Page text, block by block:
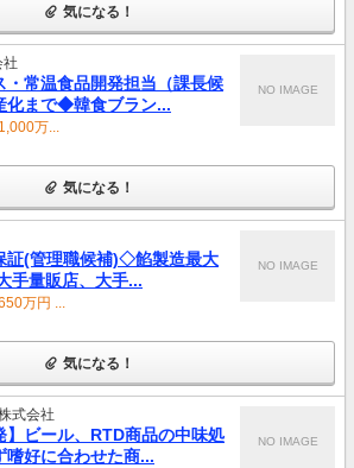
気になる！
社
・常温食品開発担当（課長候
化まで◆韓食ブラン...
万...
NO IMAGE
気になる！
証(管理職候補)◇餡製造最大
手量販店、大手...
万円 ...
NO IMAGE
気になる！
式会社
】ビール、RTD商品の中味処
好に合わせた商...
NO IMAGE